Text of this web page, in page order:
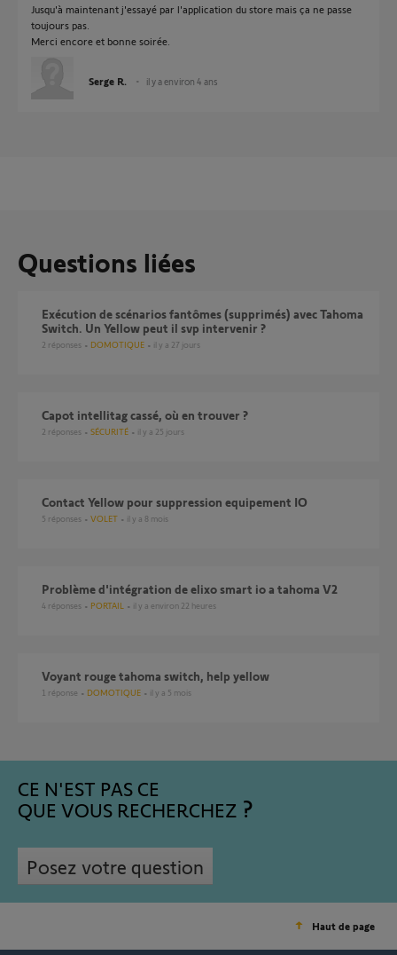
Jusqu'à maintenant j'essayé par l'application du store mais ça ne passe
toujours pas.
Merci encore et bonne soirée.
Serge R. il y a environ 4 ans
Questions liées
Exécution de scénarios fantômes (supprimés) avec Tahoma
Switch. Un Yellow peut il svp intervenir ?
2 réponses DOMOTIQUE il y a 27 jours
Capot intellitag cassé, où en trouver ?
2 réponses SÉCURITÉ il y a 25 jours
contact Yellow pour suppression equipement IO
5 réponses VOLET il y a 8 mois
Problème d'intégration de elixo smart io a tahoma V2
4 réponses PORTAIL il y a environ 22 heures
Voyant rouge tahoma switch, help yellow
1 réponse DOMOTIQUE il y a 5 mois
CE N'EST PAS CE
QUE VOUS RECHERCHEZ
Posez votre question
Haut de page